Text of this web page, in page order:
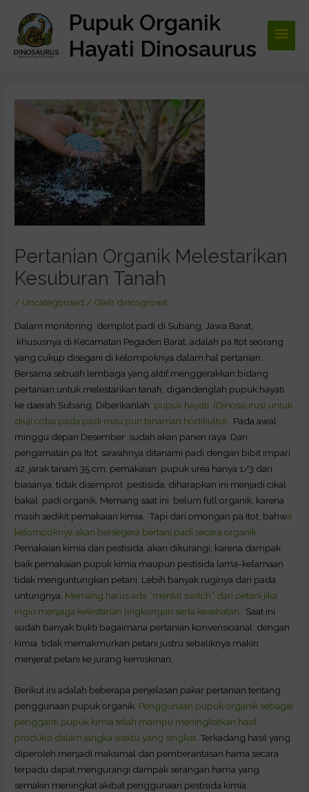
konten
Pupuk Organik
Hayati Dinosaurus
Pertanian Organik Melestarikan
Kesuburan Tanah
/ Uncategorised / Oleh dinosgrowit
Dalam monitoring demplot padi di Subang, Jawa Barat,
khususnya di Kecamatan Pegaden Barat, adalah pa Itot seorang
yang cukup disegani di kelompoknya dalam hal pertanian.
Bersama sebuah lembaga yang aktif menggerakkan bidang
pertanian untuk melestarikan tanah, digandenglah pupuk hayati
ke daerah Subang. Diberikanlah pupuk hayati (Dinosaurus) untuk
diuji coba pada padi mau pun tanaman hortikultur. Pada awal
minggu depan Desember sudah akan panen raya. Dari
pengamatan pa Itot, sawahnya ditanami padi dengan bibit impari
42, jarak tanam 35 cm, pemakaian pupuk urea hanya 1/3 dari
biasanya, tidak disemprot pestisida, diharapkan ini menjadi cikal
bakal padi organik. Memang saat ini belum full organik, karena
masih sedikit pemakaian kimia. Tapi dari omongan pa Itot, bahwa
kelompoknya akan bersegera bertani padi secara organik.
Pemakaian kimia dan pestisida akan dikurangi, karena dampak
baik pemakaian pupuk kimia maupun pestisida lama-kelamaan
tidak menguntungkan petani. Lebih banyak ruginya dari pada
untungnya. Memang harus ada “mental switch” dari petani jika
ingin menjaga kelestarian lingkungan serta kesehatan. Saat ini
sudah banyak bukti bagaimana pertanian konvensioanal dengan
kimia tidak memakmurkan petani justru sebaliknya makin
menjerat petani ke jurang kemiskinan.
Berikut ini adalah beberapa penjelasan pakar pertanian tentang
penggunaan pupuk organik. Penggunaan pupuk organik sebagai
pengganti pupuk kimia telah mampu meningkatkan hasil
produksi dalam jangka waktu yang singkat.Terkadang hasil yang
diperoleh menjadi maksimal dan pemberantasan hama secara
terpadu dapat mengurangi dampak serangan hama yang
semakin meningkat akibat penggunaan pestisida kimia